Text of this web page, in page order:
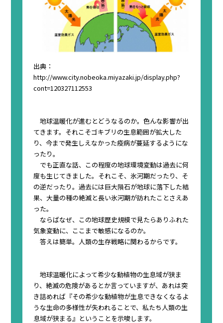
出典：
http://www.city.nobeoka.miyazaki.jp/display.php?
cont=120327112553
地球温暖化が進むとどうなるのか。色んな影響が出
てきます。それこそゴキブリの生息範囲が拡大した
り、今まで発生しえなかった疫病が蔓延するようにな
ったり。
でも正直な話、 この程度の地球環境変動は過去に何
度も生じてきました。それこそ、氷河期だったり、そ
の逆だったり。過去には巨大隕石が地球に落下した結
果、大量の種の絶滅と長い氷河期が訪れたことさえあ
った。
ならばなぜ、この地球歴史規模で見たらありふれた
気象変動に、ここまで敏感になるのか。
答えは簡単。 人類の生存戦略に関わるからです。
地球温暖化によって希少な動植物の生息域が狭ま
り、絶滅の危険があるとか言っていますが、あれは突
き詰めれば『その希少な動植物が生息できなくなるよ
うな生命の多様性が失われることで、私たち人類の生
息域が狭まる』ということを示唆します。